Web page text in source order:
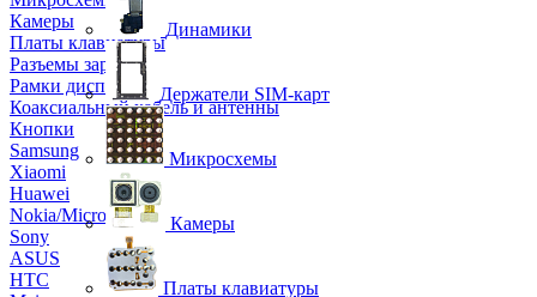
Камеры
Платы клавиатуры
Разъемы зарядки
Рамки дисплея
Коаксиальный кабель и антенны
Кнопки
Samsung
Xiaomi
Huawei
Nokia/Microsoft
Sony
ASUS
HTC
Динамики
Держатели SIM-карт
Микросхемы
Камеры
Платы клавиатуры